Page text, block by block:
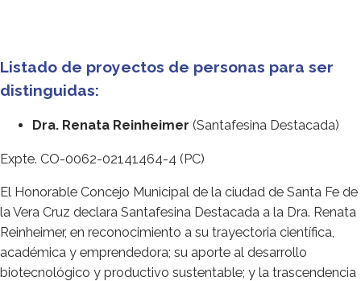
Listado de proyectos de personas para ser
distinguidas:
Dra. Renata Reinheimer (Santafesina Destacada)
Expte. CO-0062-02141464-4 (PC)
El Honorable Concejo Municipal de la ciudad de Santa Fe de
la Vera Cruz declara Santafesina Destacada a la Dra. Renata
Reinheimer, en reconocimiento a su trayectoria científica,
académica y emprendedora; su aporte al desarrollo
biotecnológico y productivo sustentable; y la trascendencia